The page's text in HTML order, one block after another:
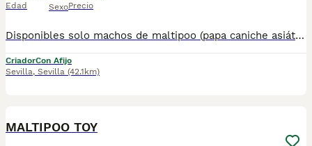
Edad SexoPrecio
Disponibles solo machos de maltipoo (papa caniche asiático y mamá bichon maltes toy) . Listos para entregar.Posibilidad de envío en la Península. Mas información llamadas o WhatsApp 672 74 54 09 Pvp 1.400
CriadorCon Afijo
Sevilla, Sevilla (42.1km)
MALTIPOO TOY